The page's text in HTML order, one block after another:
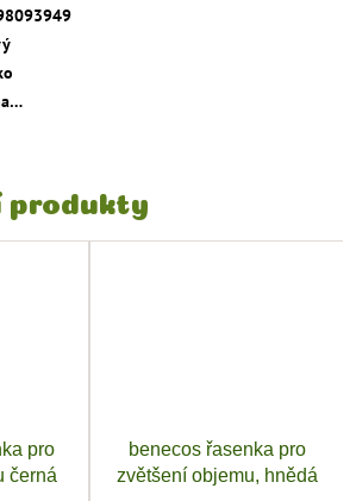
produkty
pro
černá
benecos řasenka pro
zvětšení objemu, hnědá